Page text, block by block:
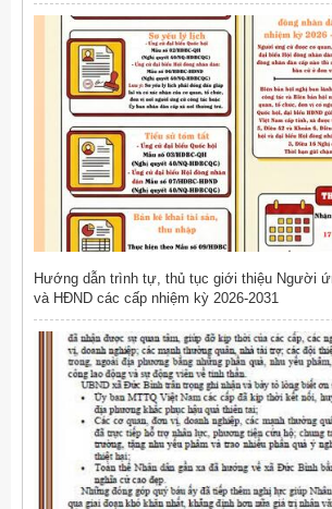
Hướng dẫn trình tự, thủ tục giới thiệu Người
và HĐND các cấp nhiệm kỳ 2026-2031